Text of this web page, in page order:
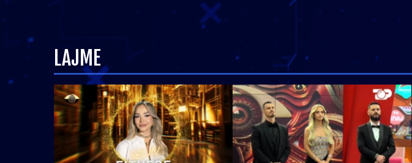
LAJME